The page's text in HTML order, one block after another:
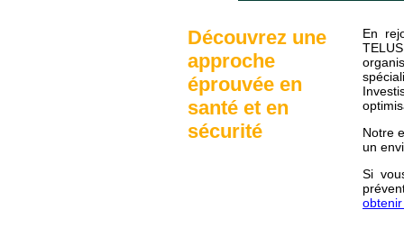
Découvrez une
approche
éprouvée en
santé et en
sécurité
En
Notre
un
Si